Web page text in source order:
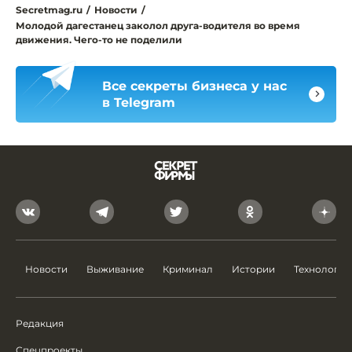
Secretmag.ru / Новости /
Молодой дагестанец заколол друга-водителя во время
движения. Чего-то не поделили
Все секреты бизнеса у нас
в Telegram
Новости Выживание Криминал Истории Технологии
Редакция